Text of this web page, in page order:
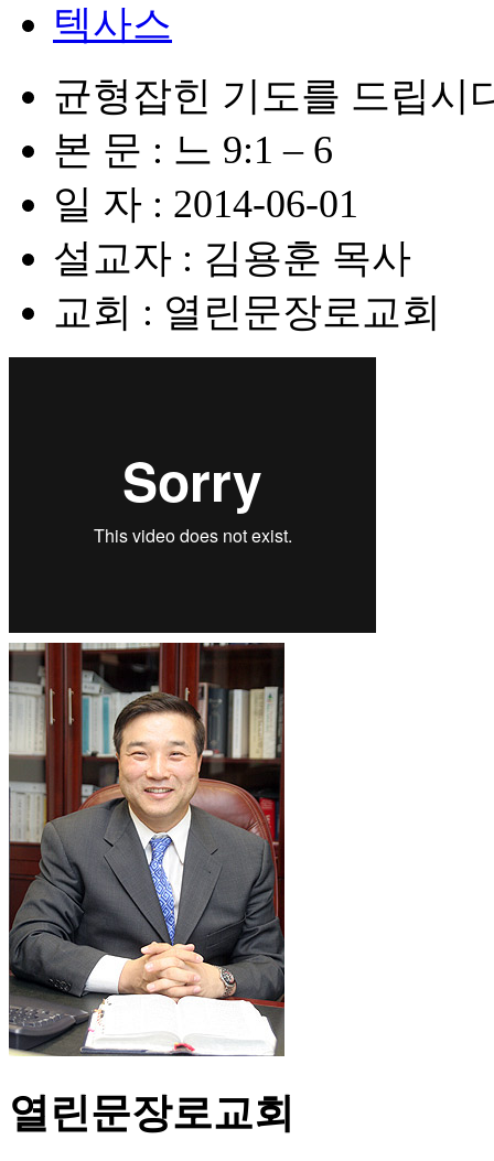
텍사스
균형잡힌 기도를 드립시
본 문 : 느 9:1 – 6
일 자 : 2014-06-01
설교자 : 김용훈 목사
교회 : 열린문장로교회
열린문장로교회